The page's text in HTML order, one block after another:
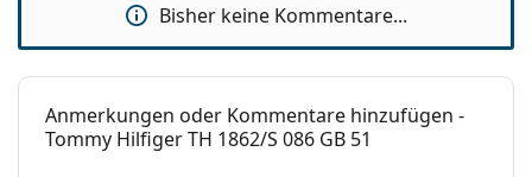
Bisher keine Kommentare...
Anmerkungen oder Kommentare hinzufügen -
Tommy Hilfiger TH 1862/S 086 GB 51